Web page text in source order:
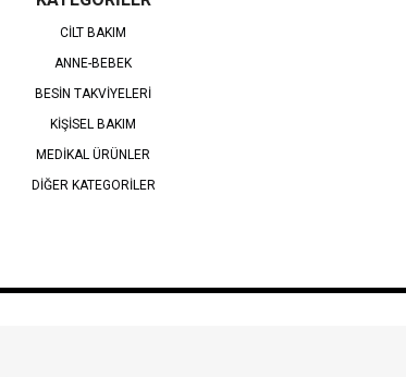
CİLT BAKIM
ANNE-BEBEK
BESİN TAKVİYELERİ
KİŞİSEL BAKIM
MEDİKAL ÜRÜNLER
DİĞER KATEGORİLER